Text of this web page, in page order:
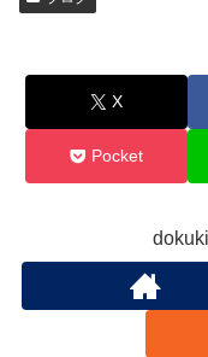
X
Pocket